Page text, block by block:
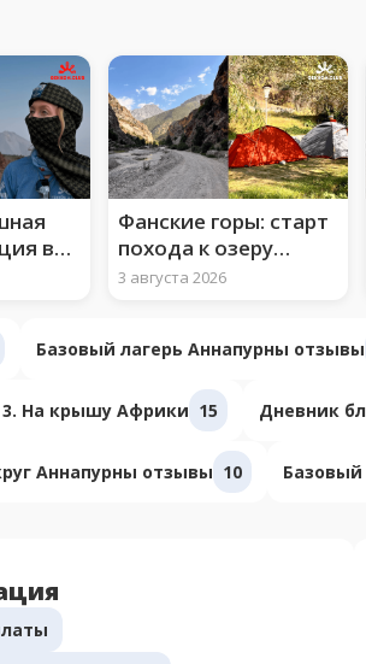
во
Фанские горы: старт
похода к озеру
Искандеркуль
3 августа 2026
Базовый лагерь Аннапурны отзывы
На крышу Африки 15 Дневник
Аннапурны отзывы 10 Базовый